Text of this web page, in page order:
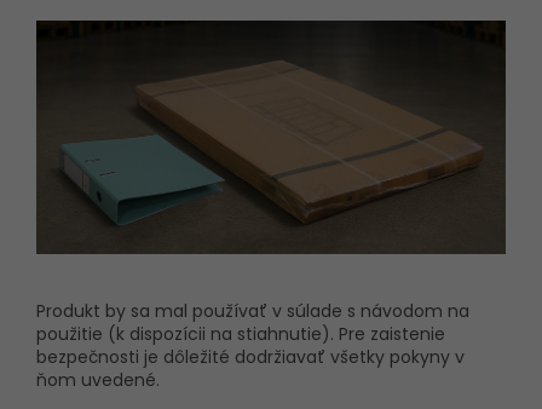
Produkt by sa mal používať v súlade s návodom na
použitie (k dispozícii na stiahnutie). Pre zaistenie
bezpečnosti je dôležité dodržiavať všetky pokyny v
ňom uvedené.